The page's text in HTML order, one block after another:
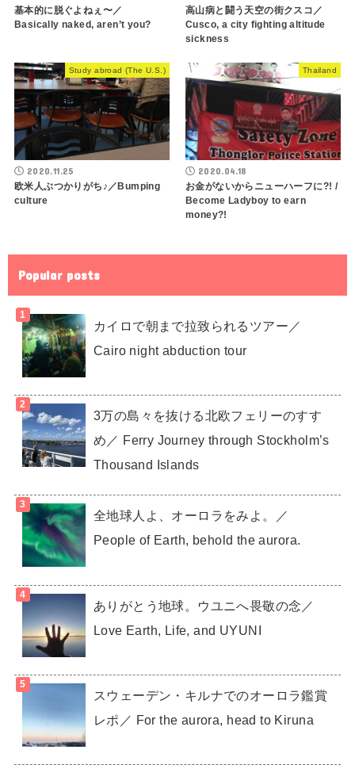
基本的に脱ぐよねぇ〜／
Basically naked, aren’t you?
高山病と闘う天空の街クスコ／
Cusco, a city fighting altitude
sickness
Study abroad (The U.S.)
2020.11.25
欧米人ぶつかりがち♪／Bumping
culture
Thailand
2020.04.18
お金がないからニューハーフに?! /
Become Ladyboy to earn
money?!
Popular posts
カイロで朝まで拉致られるツアー／
Cairo night abduction tour
3万の島々を抜ける北欧フェリーのすす
め／ Ferry Journey through Stockholm’s
Thousand Islands
全地球人よ、オーロラをみよ。／
People of Earth, behold the aurora.
ありがとう地球。ウユニへ畏敬の念／
Love Earth, Life, and UYUNI
スウェーデン・キルナでのオーロラ鑑賞
レポ／ For the aurora, head to Kiruna